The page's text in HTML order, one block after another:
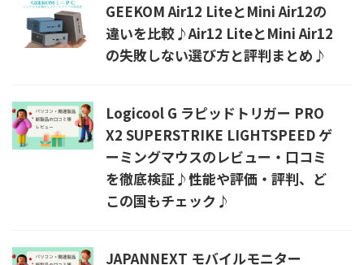
GEEKOM Air12 LiteとMini Air12の
違いを比較♪Air12 LiteとMini Air12
の失敗しない選び方と評判まとめ♪
Logicool G ラピッドトリガー PRO
X2 SUPERSTRIKE LIGHTSPEED ゲ
ーミングマウスのレビュー・口コミ
を徹底検証♪性能や評価・評判、ど
この国もチェック♪
JAPANNEXT モバイルモニター